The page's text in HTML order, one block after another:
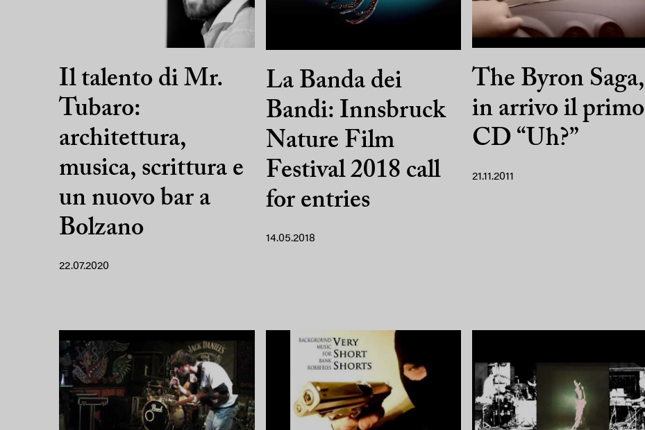
Il talento di Mr.
Tubaro:
architettura,
musica, scrittura e
un nuovo bar a
Bolzano
22.07.2020
La Banda dei
Bandi: Innsbruck
Nature Film
Festival 2018 call
for entries
14.05.2018
The Byron Saga,
in arrivo il primo
CD “Uh?”
21.11.2011